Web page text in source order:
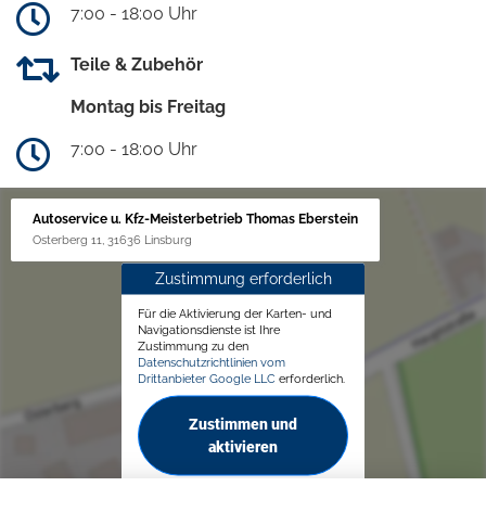
7:00 - 18:00 Uhr
Teile & Zubehör
Montag bis Freitag
7:00 - 18:00 Uhr
Autoservice u. Kfz-Meisterbetrieb Thomas Eberstein
Osterberg 11, 31636 Linsburg
Zustimmung erforderlich
Für die Aktivierung der Karten- und
Navigationsdienste ist Ihre
Zustimmung zu den
Datenschutzrichtlinien vom
Drittanbieter Google LLC erforderlich.
Zustimmen und
aktivieren